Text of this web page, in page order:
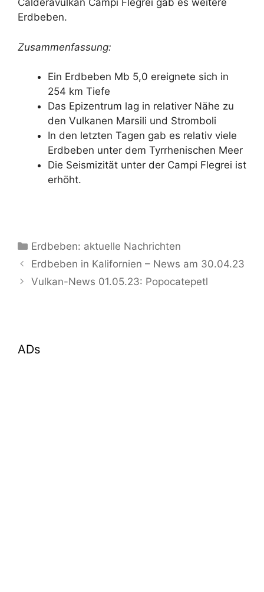
Calderavulkan Campi Flegrei gab es weitere
Erdbeben.
Zusammenfassung:
Ein Erdbeben Mb 5,0 ereignete sich in
254 km Tiefe
Das Epizentrum lag in relativer Nähe zu
den Vulkanen Marsili und Stromboli
In den letzten Tagen gab es relativ viele
Erdbeben unter dem Tyrrhenischen Meer
Die Seismizität unter der Campi Flegrei ist
erhöht.
Kategorien
Erdbeben: aktuelle Nachrichten
Erdbeben in Kalifornien – News am 30.04.23
Vulkan-News 01.05.23: Popocatepetl
ADs